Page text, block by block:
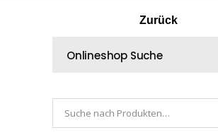
Zurück
Onlineshop Suche